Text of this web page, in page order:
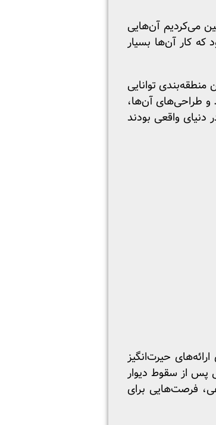
تحسین می‌کردیم آن‌هایی
کار آن‌ها بسیار
منطقه‌بندی توانایی
و طراحی‌های آن‌ها،
واقعی بودند
اوایل دهه‌ی 1990 [میلادی] او یک سری ارائه‌های حیرت‌انگیز
پس از سقوط دیوار
فرصت‌هایی برای